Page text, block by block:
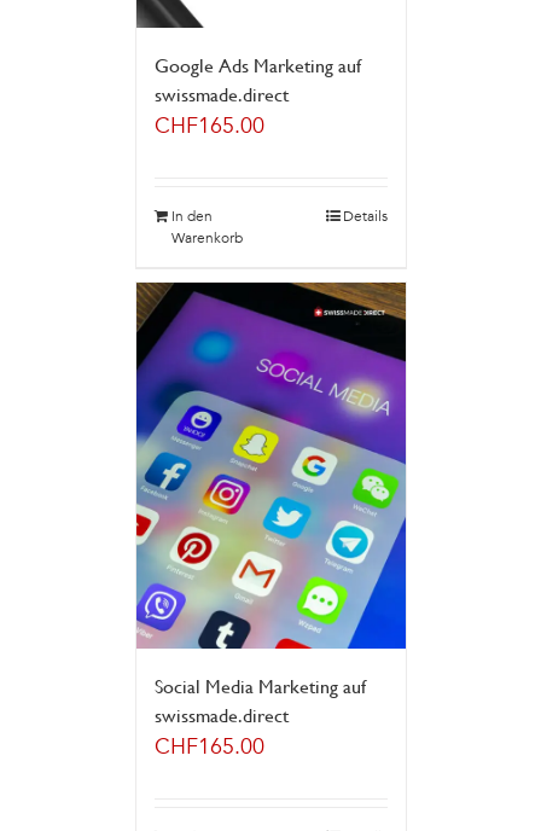
Google Ads Marketing auf
swissmade.direct
CHF165.00
In den
Warenkorb
Details
Social Media Marketing auf
swissmade.direct
CHF165.00